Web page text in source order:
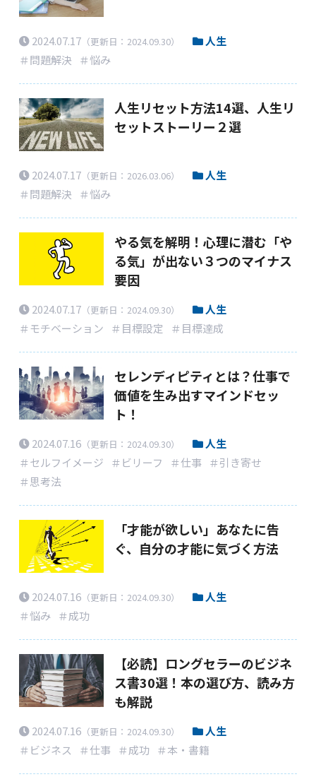
2024.07.17（更新日：2024.09.30）
人生
＃問題解決
＃悩み
人生リセット方法14選、人生リ
セットストーリー２選
2024.07.17（更新日：2026.03.06）
人生
＃問題解決
＃悩み
やる気を解明！心理に潜む「や
る気」が出ない３つのマイナス
要因
2024.07.17（更新日：2024.09.30）
人生
＃モチベーション
＃目標設定 ＃目標達成
セレンディピティとは？仕事で
価値を生み出すマインドセッ
ト！
2024.07.16（更新日：2024.09.30）
人生
＃セルフイメージ
＃ビリーフ ＃仕事 ＃引き寄せ
＃思考法
「才能が欲しい」あなたに告
ぐ、自分の才能に気づく方法
2024.07.16（更新日：2024.09.30）
人生
＃悩み ＃成功
【必読】ロングセラーのビジネ
ス書30選！本の選び方、読み方
も解説
2024.07.16（更新日：2024.09.30）
人生
＃ビジネス
＃仕事 ＃成功 ＃本・書籍